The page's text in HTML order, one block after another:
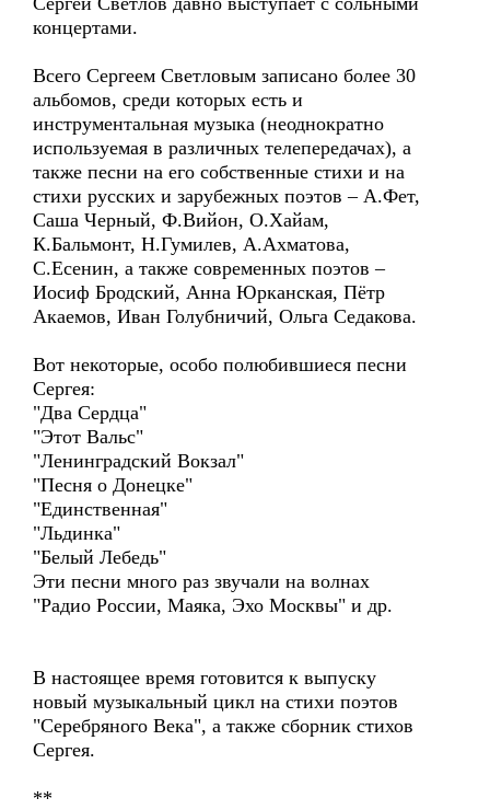
концертами.
Всего Сергеем Светловым записано более 30
альбомов, среди которых есть и
инструментальная музыка (неоднократно
используемая в различных телепередачах), а
также песни на его собственные стихи и на
стихи русских и зарубежных поэтов – А.Фет,
Саша Черный, Ф.Вийон, О.Хайам,
К.Бальмонт, Н.Гумилев, А.Ахматова,
С.Есенин, а также современных поэтов –
Иосиф Бродский, Анна Юрканская, Пётр
Акаемов, Иван Голубничий, Ольга Седакова.
Вот некоторые, особо полюбившиеся песни
Сергея:
"Два Сердца"
"Этот Вальс"
"Ленинградский Вокзал"
"Песня о Донецке"
"Единственная"
"Льдинка"
"Белый Лебедь"
Эти песни много раз звучали на волнах
"Радио России, Маяка, Эхо Москвы" и др.
В настоящее время готовится к выпуску
новый музыкальный цикл на стихи поэтов
"Серебряного Века", а также сборник стихов
Сергея.
**